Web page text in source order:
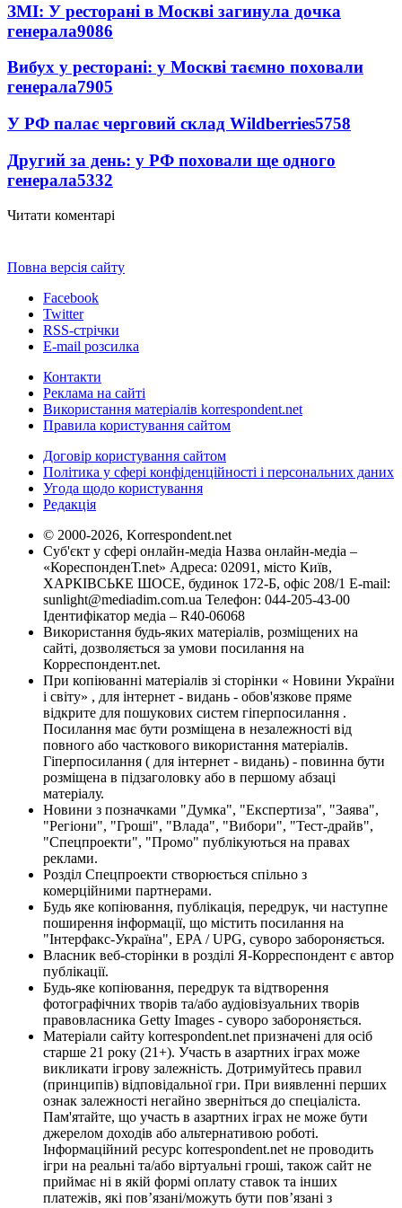
ЗМІ: У ресторані в Москві загинула дочка
генерала9086
Вибух у ресторані: у Москві таємно поховали
генерала7905
У РФ палає черговий склад Wildberries5758
Другий за день: у РФ поховали ще одного
генерала5332
Читати коментарі
Повна версія сайту
Facebook
Twitter
RSS-стрічки
E-mail розсилка
Контакти
Реклама на сайті
Використання матеріалів korrespondent.net
Правила користування сайтом
Договір користування сайтом
Політика у сфері конфіденційності і персональних даних
Угода щодо користування
Редакція
© 2000-2026, Korrespondent.net
Суб'єкт у сфері онлайн-медіа Назва онлайн-медіа –
«КореспонденТ.net» Адреса: 02091, місто Київ,
ХАРКІВСЬКЕ ШОСЕ, будинок 172-Б, офіс 208/1 E-mail:
sunlight@mediadim.com.ua Телефон: 044-205-43-00
Ідентифікатор медіа – R40-06068
Використання будь-яких матеріалів, розміщених на
сайті, дозволяється за умови посилання на
Корреспондент.net.
При копіюванні матеріалів зі сторінки « Новини України
і світу» , для інтернет - видань - обов'язкове пряме
відкрите для пошукових систем гіперпосилання .
Посилання має бути розміщена в незалежності від
повного або часткового використання матеріалів.
Гіперпосилання ( для інтернет - видань) - повинна бути
розміщена в підзаголовку або в першому абзаці
матеріалу.
Новини з позначками "Думка", "Експертиза", "Заява",
"Регіони", "Гроші", "Влада", "Вибори", "Тест-драйв",
"Спецпроекти", "Промо" публікуються на правах
реклами.
Розділ Спецпроекти створюється спільно з
комерційними партнерами.
Будь яке копіювання, публікація, передрук, чи наступне
поширення інформації, що містить посилання на
"Інтерфакс-Україна", EPA / UPG, суворо забороняється.
Власник веб-сторінки в розділі Я-Корреспондент є автор
публікації.
Будь-яке копіювання, передрук та відтворення
фотографічних творів та/або аудіовізуальних творів
правовласника Getty Images - суворо забороняється.
Матеріали сайту korrespondent.net призначені для осіб
старше 21 року (21+). Участь в азартних іграх може
викликати ігрову залежність. Дотримуйтесь правил
(принципів) відповідальної гри. При виявленні перших
ознак залежності негайно зверніться до спеціаліста.
Пам'ятайте, що участь в азартних іграх не може бути
джерелом доходів або альтернативою роботі.
Інформаційний ресурс korrespondent.net не проводить
ігри на реальні та/або віртуальні гроші, також сайт не
приймає ні в якій формі оплату ставок та інших
платежів, які пов’язані/можуть бути пов’язані з